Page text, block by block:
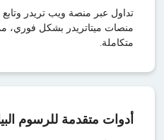
تداول عبر منصة ويب تريدر
منصات ميتاتريدر بشكل فوري،
متكاملة.
أدوات متقدمة للرسوم